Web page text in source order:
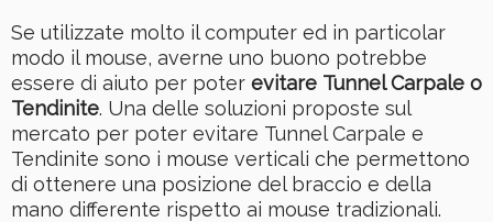
Se utilizzate molto il computer ed in particolar
modo il mouse, averne uno buono potrebbe
essere di aiuto per poter evitare Tunnel Carpale o
Tendinite. Una delle soluzioni proposte sul
mercato per poter evitare Tunnel Carpale e
Tendinite sono i mouse verticali che permettono
di ottenere una posizione del braccio e della
mano differente rispetto ai mouse tradizionali.